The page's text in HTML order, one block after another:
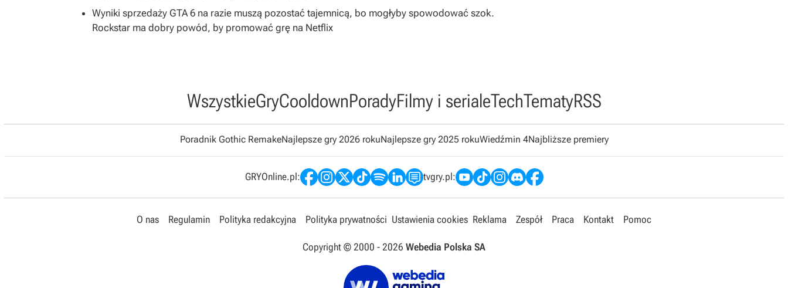
Wyniki sprzedaży GTA 6 na razie muszą pozostać tajemnicą, bo mogłyby spowodować szok.
Rockstar ma dobry powód, by promować grę na Netflix
WszystkieGryCooldownPoradyFilmy i serialeTechTematyRSS
Poradnik Gothic RemakeNajlepsze gry 2026 rokuNajlepsze gry 2025 rokuWiedźmin 4Najbliższe premiery
GRYOnline.pl: tvgry.pl:
O nas Regulamin Polityka redakcyjna Polityka prywatności Ustawienia cookies Reklama Zespół Praca Kontakt Pomoc
Copyright © 2000 - 2026 Webedia Polska SA